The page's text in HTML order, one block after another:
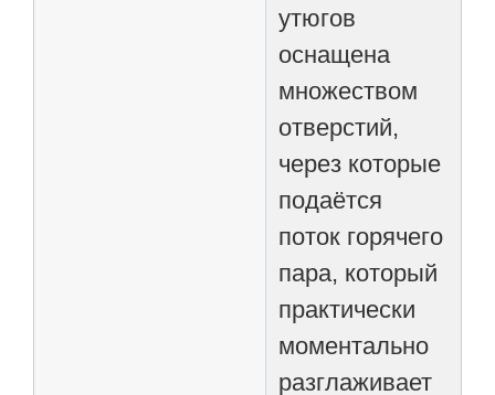
утюгов
оснащена
множеством
отверстий,
через которые
подаётся
поток горячего
пара, который
практически
моментально
разглаживает